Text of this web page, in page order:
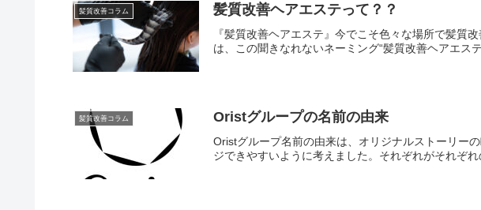
髪質改善コラム 髪質改善ヘアエステって？？
『髪質改善ヘアエステ』今でこそ色々な場所で髪質
は、この聞きなれないネーミング“髪質改善ヘアエス
髪質改善コラム Oristグループの名前の由来
Oristグループ名前の由来は、オリジナルストーリー
ジできやすいように考えました。それぞれがそれぞ